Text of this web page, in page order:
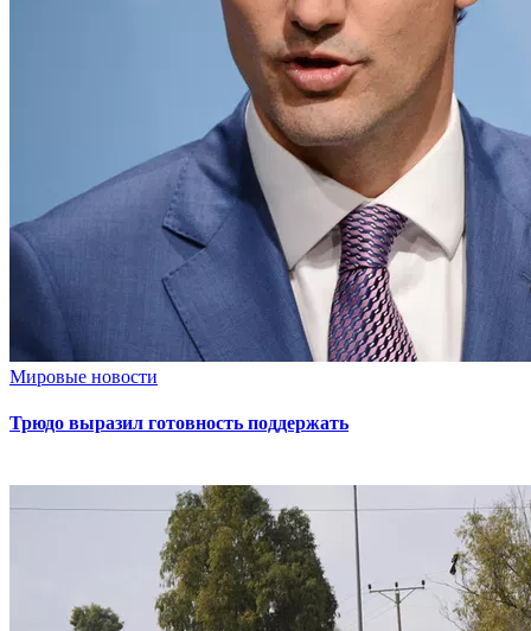
Мировые новости
Трюдо выразил готовность поддержать